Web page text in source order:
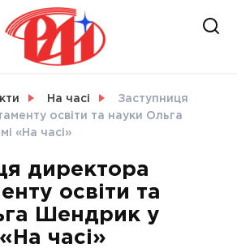
На часі
Заступниця
освіти та науки Ольга
«На часі»
директора
освіти та
Шендрик у
часі»